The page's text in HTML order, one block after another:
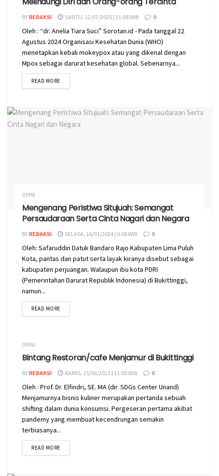
BY REDAKSI SABTU, 12/07/2025 | 21:08 WIB 0
Oleh : “dr. Anelia Tiara Suci” Sorotan.id - Pada tanggal 22
Agustus 2024 Organisasi Kesehatan Dunia (WHO)
menetapkan kebali mokeypox atau yang dikenal dengan
Mpox sebagai darurat kesehatan global. Sebenarnya...
READ MORE
OPINI
Mengenang Peristiwa Situjuah: Semangat
Persaudaraan Serta Cinta Nagari dan Negara
BY REDAKSI SELASA, 16/01/2024 | 0:08 WIB 0
Oleh: Safaruddin Datuk Bandaro Rajo Kabupaten Lima Puluh
Kota, pantas dan patut serta layak kiranya disebut sebagai
kabupaten perjuangan. Walaupun ibu kota PDRI
(Pemerintahan Darurat Republik Indonesia) di Bukittinggi,
namun...
READ MORE
OPINI
Bintang Restoran/cafe Menjamur di Bukittinggi
BY REDAKSI KAMIS, 15/06/2023 | 11:00 WIB 0
Oleh : Prof. Dr. Elfindri, SE. MA (dir. SDGs Center Unand)
Menjamurnya bisnis kuliner merupakan pertanda sebuah
shifting dalam dunia konsumsi. Pergeseran pertama akibat
pandemy yang membuat kecendrungan semakin
terbiasanya...
READ MORE